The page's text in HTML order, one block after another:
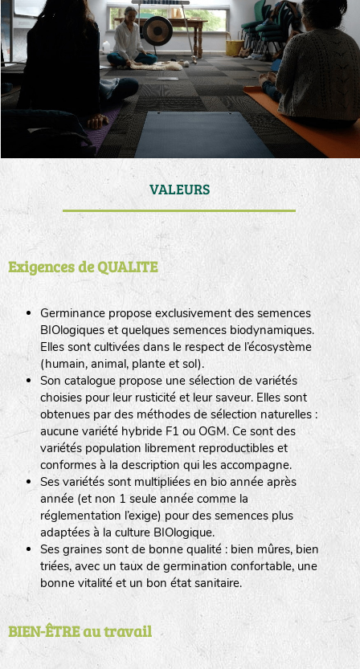
VALEURS
Exigences de QUALITE
Germinance propose exclusivement des semences
BIOlogiques et quelques semences biodynamiques.
Elles sont cultivées dans le respect de l’écosystème
(humain, animal, plante et sol).
Son catalogue propose une sélection de variétés
choisies pour leur rusticité et leur saveur. Elles sont
obtenues par des méthodes de sélection naturelles :
aucune variété hybride F1 ou OGM. Ce sont des
variétés population librement reproductibles et
conformes à la description qui les accompagne.
Ses variétés sont multipliées en bio année après
année (et non 1 seule année comme la
réglementation l’exige) pour des semences plus
adaptées à la culture BIOlogique.
Ses graines sont de bonne qualité : bien mûres, bien
triées, avec un taux de germination confortable, une
bonne vitalité et un bon état sanitaire.
BIEN-ÊTRE au travail